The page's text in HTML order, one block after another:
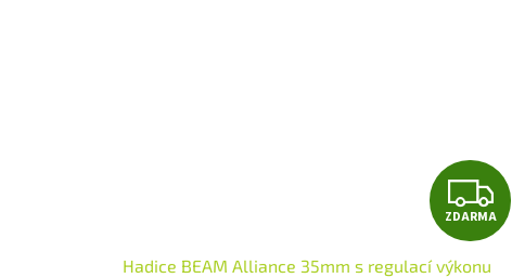
Z
D
ZDARMA
Hadice BEAM Alliance 35mm s regulací výkonu